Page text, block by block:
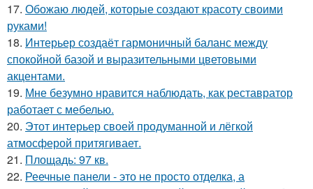
17. Обожаю людей, которые создают красоту своими
руками!
18. Интерьер создаёт гармоничный баланс между
спокойной базой и выразительными цветовыми
акцентами.
19. Мне безумно нравится наблюдать, как реставратор
работает с мебелью.
20. Этот интерьер своей продуманной и лёгкой
атмосферой притягивает.
21. Площадь: 97 кв.
22. Реечные панели - это не просто отделка, а